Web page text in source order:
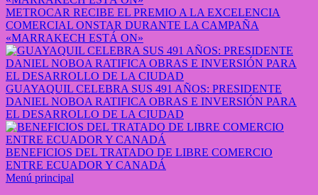
METROCAR RECIBE EL PREMIO A LA EXCELENCIA
COMERCIAL ONSTAR DURANTE LA CAMPAÑA
«MARRAKECH ESTÁ ON»
GUAYAQUIL CELEBRA SUS 491 AÑOS: PRESIDENTE
DANIEL NOBOA RATIFICA OBRAS E INVERSIÓN PARA
EL DESARROLLO DE LA CIUDAD
BENEFICIOS DEL TRATADO DE LIBRE COMERCIO
ENTRE ECUADOR Y CANADÁ
Menú principal